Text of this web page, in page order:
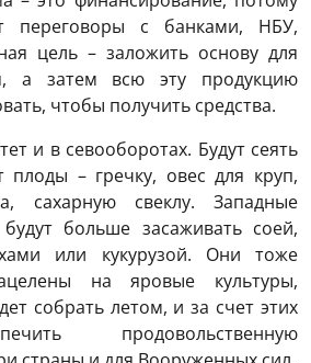
переговоры с банками, НБУ,
цель – заложить основу для
а затем всю эту продукцию
чтобы получить средства.
и в севооборотах. Будут сеять
плоды – гречку, овес для круп,
сахарную свеклу. Западные
больше засаживать соей,
или кукурузой. Они тоже
на яровые культуры,
собрать летом, и за счет этих
продовольственную